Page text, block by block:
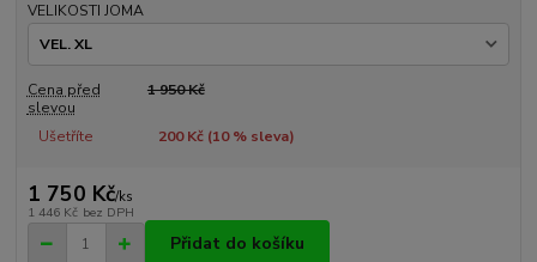
VELIKOSTI JOMA
Cena před
slevou
1 950 Kč
Ušetříte 200 Kč (10% sleva)
1 750 Kč/ks
1 446 Kč bez DPH
Přidat do košíku